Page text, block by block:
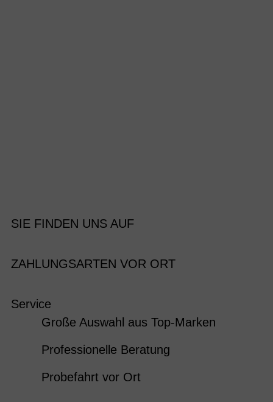
SIE FINDEN UNS AUF
ZAHLUNGSARTEN VOR ORT
Service
Große Auswahl aus Top-Marken
Professionelle Beratung
Probefahrt vor Ort